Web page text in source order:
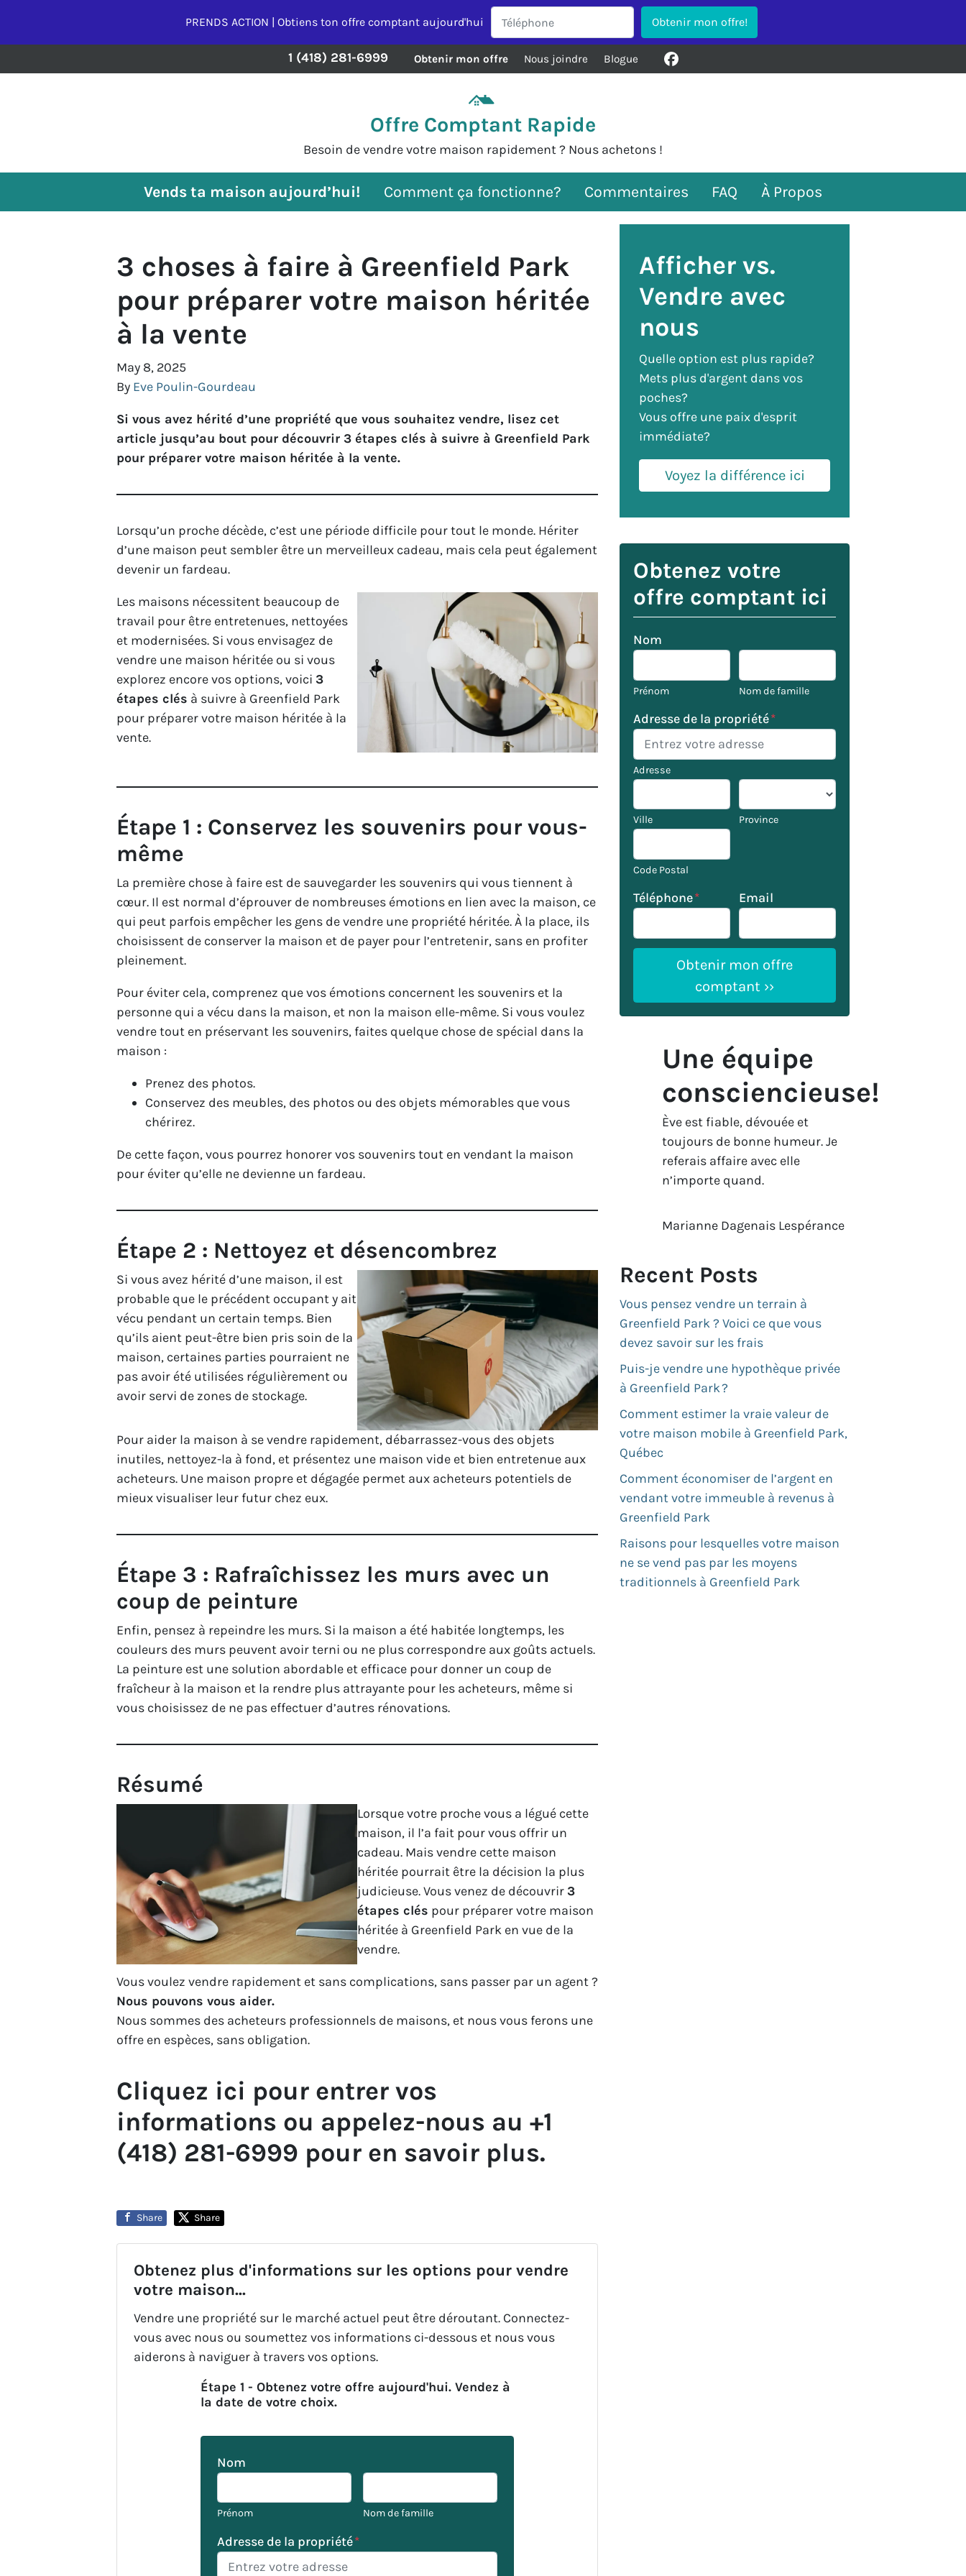
PRENDS ACTION | Obtiens ton offre comptant aujourd'hui
Offre Comptant Rapide
Besoin de vendre votre maison rapidement ? Nous achetons !
1 (418) 281-6999 Obtenir mon offre Nous joindre Blogue
Facebook
Vends ta maison aujourd’hui! Comment ça fonctionne? Commentaires FAQ À Propos
3 choses à faire à Greenfield Park
pour préparer votre maison héritée
à la vente
May 8, 2025
By Eve Poulin-Gourdeau
Si vous avez hérité d’une propriété que vous souhaitez vendre, lisez cet
article jusqu’au bout pour découvrir 3 étapes clés à suivre à Greenfield Park
pour préparer votre maison héritée à la vente.
Lorsqu’un proche décède, c’est une période difficile pour tout le monde. Hériter
d’une maison peut sembler être un merveilleux cadeau, mais cela peut également
devenir un fardeau.
Les maisons nécessitent beaucoup de
travail pour être entretenues, nettoyées
et modernisées. Si vous envisagez de
vendre une maison héritée ou si vous
explorez encore vos options, voici 3
étapes clés à suivre à Greenfield Park
pour préparer votre maison héritée à la
vente.
Étape 1 : Conservez les souvenirs pour vous-
même
La première chose à faire est de sauvegarder les souvenirs qui vous tiennent à
cœur. Il est normal d’éprouver de nombreuses émotions en lien avec la maison, ce
qui peut parfois empêcher les gens de vendre une propriété héritée. À la place, ils
choisissent de conserver la maison et de payer pour l’entretenir, sans en profiter
pleinement.
Pour éviter cela, comprenez que vos émotions concernent les souvenirs et la
personne qui a vécu dans la maison, et non la maison elle-même. Si vous voulez
vendre tout en préservant les souvenirs, faites quelque chose de spécial dans la
maison :
Prenez des photos.
Conservez des meubles, des photos ou des objets mémorables que vous
chérirez.
De cette façon, vous pourrez honorer vos souvenirs tout en vendant la maison
pour éviter qu’elle ne devienne un fardeau.
Étape 2 : Nettoyez et désencombrez
Si vous avez hérité d’une maison, il est
probable que le précédent occupant y ait
vécu pendant un certain temps. Bien
qu’ils aient peut-être bien pris soin de la
maison, certaines parties pourraient ne
pas avoir été utilisées régulièrement ou
avoir servi de zones de stockage.
Pour aider la maison à se vendre rapidement, débarrassez-vous des objets
inutiles, nettoyez-la à fond, et présentez une maison vide et bien entretenue aux
acheteurs. Une maison propre et dégagée permet aux acheteurs potentiels de
mieux visualiser leur futur chez eux.
Étape 3 : Rafraîchissez les murs avec un
coup de peinture
Enfin, pensez à repeindre les murs. Si la maison a été habitée longtemps, les
couleurs des murs peuvent avoir terni ou ne plus correspondre aux goûts actuels.
La peinture est une solution abordable et efficace pour donner un coup de
fraîcheur à la maison et la rendre plus attrayante pour les acheteurs, même si
vous choisissez de ne pas effectuer d’autres rénovations.
Résumé
Lorsque votre proche vous a légué cette
maison, il l’a fait pour vous offrir un
cadeau. Mais vendre cette maison
héritée pourrait être la décision la plus
judicieuse. Vous venez de découvrir 3
étapes clés pour préparer votre maison
héritée à Greenfield Park en vue de la
vendre.
Vous voulez vendre rapidement et sans complications, sans passer par un agent ?
Nous pouvons vous aider.
Nous sommes des acheteurs professionnels de maisons, et nous vous ferons une
offre en espèces, sans obligation.
Cliquez ici pour entrer vos
informations ou appelez-nous au +1
(418) 281-6999 pour en savoir plus.
Share Share
Obtenez plus d'informations sur les options pour vendre
votre maison...
Vendre une propriété sur le marché actuel peut être déroutant. Connectez-
vous avec nous ou soumettez vos informations ci-dessous et nous vous
aiderons à naviguer à travers vos options.
Étape 1 - Obtenez votre offre aujourd'hui. Vendez à
la date de votre choix.
Nom
Prénom Nom de famille
Adresse de la propriété*
Afficher vs.
Vendre avec
nous
Quelle option est plus rapide?
Mets plus d'argent dans vos
poches?
Vous offre une paix d'esprit
immédiate?
Voyez la différence ici
Obtenez votre
offre comptant ici
Nom
Prénom Nom de famille
Adresse de la propriété*
Adresse
Ville Province
Code Postal
Téléphone* Email
Une équipe
consciencieuse!
Ève est fiable, dévouée et
toujours de bonne humeur. Je
referais affaire avec elle
n’importe quand.
Marianne Dagenais Lespérance
Recent Posts
Vous pensez vendre un terrain à
Greenfield Park ? Voici ce que vous
devez savoir sur les frais
Puis-je vendre une hypothèque privée
à Greenfield Park ?
Comment estimer la vraie valeur de
votre maison mobile à Greenfield Park,
Québec
Comment économiser de l’argent en
vendant votre immeuble à revenus à
Greenfield Park
Raisons pour lesquelles votre maison
ne se vend pas par les moyens
traditionnels à Greenfield Park